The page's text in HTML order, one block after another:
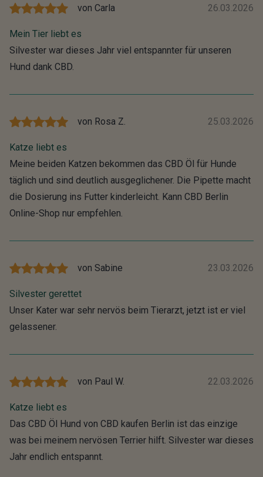
von Carla 26.03.2026
Mein Tier liebt es
Silvester war dieses Jahr viel entspannter für unseren
Hund dank CBD.
von Rosa Z. 25.03.2026
Katze liebt es
Meine beiden Katzen bekommen das CBD Öl für Hunde
täglich und sind deutlich ausgeglichener. Die Pipette macht
die Dosierung ins Futter kinderleicht. Kann CBD Berlin
Online-Shop nur empfehlen.
von Sabine 23.03.2026
Silvester gerettet
Unser Kater war sehr nervös beim Tierarzt, jetzt ist er viel
gelassener.
von Paul W. 22.03.2026
Katze liebt es
Das CBD Öl Hund von CBD kaufen Berlin ist das einzige
was bei meinem nervösen Terrier hilft. Silvester war dieses
Jahr endlich entspannt.